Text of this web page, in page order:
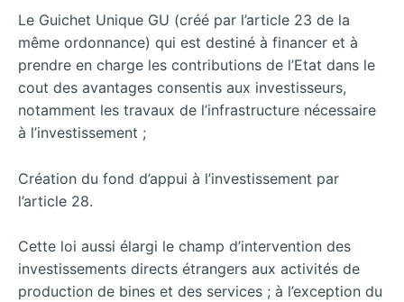
Le Guichet Unique GU (créé par l’article 23 de la
même ordonnance) qui est destiné à financer et à
prendre en charge les contributions de l’Etat dans le
cout des avantages consentis aux investisseurs,
notamment les travaux de l’infrastructure nécessaire
à l’investissement ;
Création du fond d’appui à l’investissement par
l’article 28.
Cette loi aussi élargi le champ d’intervention des
investissements directs étrangers aux activités de
production de bines et des services ; à l’exception du